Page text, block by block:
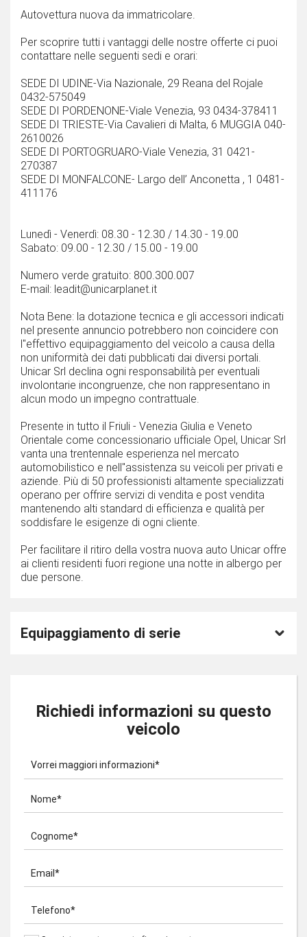
Autovettura nuova da immatricolare.
Per scoprire tutti i vantaggi delle nostre offerte ci puoi
contattare nelle seguenti sedi e orari:
SEDE DI UDINE-Via Nazionale, 29 Reana del Rojale
0432-575049
SEDE DI PORDENONE-Viale Venezia, 93 0434-378411
SEDE DI TRIESTE-Via Cavalieri di Malta, 6 MUGGIA 040-
2610026
SEDE DI PORTOGRUARO-Viale Venezia, 31 0421-
270387
SEDE DI MONFALCONE- Largo dell’ Anconetta , 1 0481-
411176
Lunedì - Venerdì: 08.30 - 12.30 / 14.30 - 19.00
Sabato: 09.00 - 12.30 / 15.00 - 19.00
Numero verde gratuito: 800.300.007
E-mail: leadit@unicarplanet.it
Nota Bene: la dotazione tecnica e gli accessori indicati
nel presente annuncio potrebbero non coincidere con
l''effettivo equipaggiamento del veicolo a causa della
non uniformità dei dati pubblicati dai diversi portali.
Unicar Srl declina ogni responsabilità per eventuali
involontarie incongruenze, che non rappresentano in
alcun modo un impegno contrattuale.
Presente in tutto il Friuli - Venezia Giulia e Veneto
Orientale come concessionario ufficiale Opel, Unicar Srl
vanta una trentennale esperienza nel mercato
automobilistico e nell''assistenza su veicoli per privati e
aziende. Più di 50 professionisti altamente specializzati
operano per offrire servizi di vendita e post vendita
mantenendo alti standard di efficienza e qualità per
soddisfare le esigenze di ogni cliente.
Per facilitare il ritiro della vostra nuova auto Unicar offre
ai clienti residenti fuori regione una notte in albergo per
due persone.
Equipaggiamento di serie
Richiedi informazioni su questo
veicolo
Vorrei maggiori informazioni*
Nome*
Cognome*
Email*
Telefono*